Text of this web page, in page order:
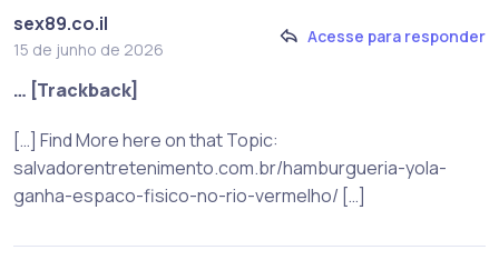
sex89.co.il
15 de junho de 2026
Acesse para responder
… [Trackback]
[…] Find More here on that Topic:
salvadorentretenimento.com.br/hamburgueria-yola-
ganha-espaco-fisico-no-rio-vermelho/ […]